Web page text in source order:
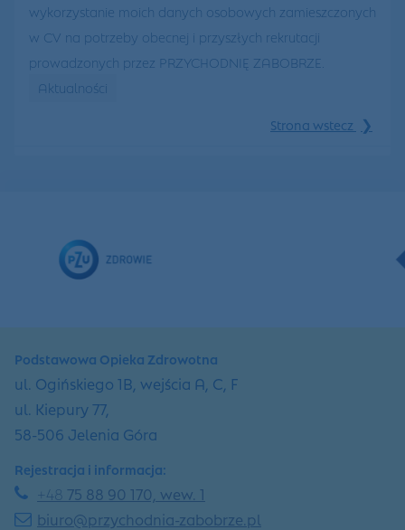
wykorzystanie moich danych osobowych zamieszczonych
w CV na potrzeby obecnej i przyszłych rekrutacji
prowadzonych przez PRZYCHODNIĘ ZABOBRZE.
Aktualności
Strona wstecz ❯
Podstawowa Opieka Zdrowotna
ul. Ogińskiego 1B, wejścia A, C, F
ul. Kiepury 77,
58-506 Jelenia Góra
Rejestracja i informacja:
+48 75 88 90 170, wew. 1
biuro@przychodnia-zabobrze.pl